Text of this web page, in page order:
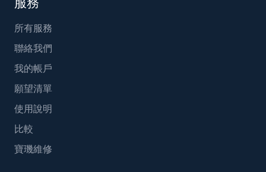
所有服務
聯絡我們
我的帳戶
願望清單
使用說明
比較
寶璣維修